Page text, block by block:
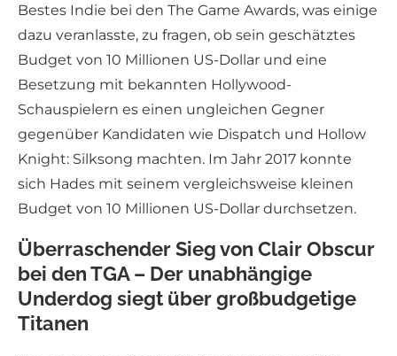
Bestes Indie bei den The Game Awards, was einige
dazu veranlasste, zu fragen, ob sein geschätztes
Budget von 10 Millionen US-Dollar und eine
Besetzung mit bekannten Hollywood-
Schauspielern es einen ungleichen Gegner
gegenüber Kandidaten wie Dispatch und Hollow
Knight: Silksong machten. Im Jahr 2017 konnte
sich Hades mit seinem vergleichsweise kleinen
Budget von 10 Millionen US-Dollar durchsetzen.
Überraschender Sieg von Clair Obscur
bei den TGA – Der unabhängige
Underdog siegt über großbudgetige
Titanen